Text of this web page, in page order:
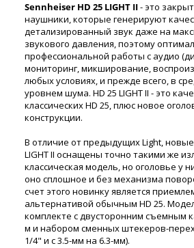
Sennheiser HD 25 LIGHT II- это
наушники, которые генерируют
детализированный звук даже на
звукового давления, поэтому
профессиональной работы с аудио
мониторинг, микширование,
любых условиях, и прежде всего, в
уровнем шума. HD 25 LIGHT II - это
классических HD 25, плюс новое
конструкции.
В отличие от предыдущих Light,
LIGHT II оснащены точно такими же
классическая модель, но оголовье у
оно сплошное и без механизма
счет этого новинку является
альтернативой обычным HD 25.
комплекте с двусторонним съемным
м и набором сменных штекеров-
1/4" и с 3.5-мм на 6.3-мм).